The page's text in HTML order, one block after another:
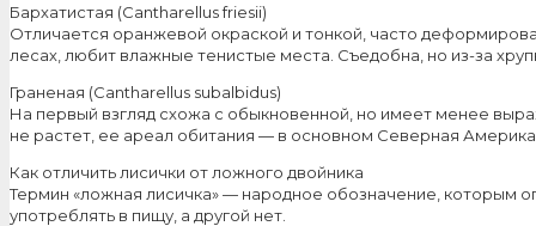
Бархатистая (Cantharellus friesii)
Отличается оранжевой окраской и тонкой, часто
лесах, любит влажные тенистые места. Съедобна, но из-за
Граненая (Cantharellus subalbidus)
На первый взгляд схожа с обыкновенной, но имеет менее
не растет, ее ареал обитания — в основном Северная
Как отличить лисички от ложного двойника
Термин «ложная лисичка» — народное обозначение, которым
употреблять в пищу, а другой нет.